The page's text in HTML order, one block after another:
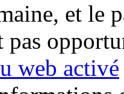
et le
pas
web activé